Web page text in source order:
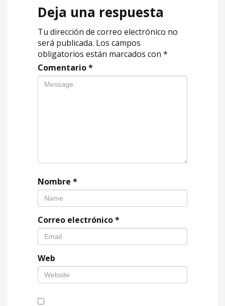
Deja una respuesta
Tu dirección de correo electrónico no
será publicada. Los campos
obligatorios están marcados con *
Comentario*
Nombre *
Correo electrónico*
Web